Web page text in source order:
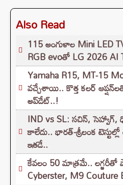
Also Read
115 అంగుళాల Mini LED
RGB evoతో LG 2026
Yamaha R15, MT-15
వచ్చేశాయి.. కొత్త కలర్
అప్‌డేట్..!
IND vs SL: సచిన్,
కాలేదు.. భారత్-శ్రీలంక
ఇతడే..
కేవలం 50 మాత్రమే..
Cyberster, M9 Couture